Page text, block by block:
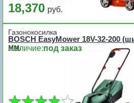
18,370 руб.
Газонокосилка
BOSCH EasyMower 18V-32-200
мм,
Наличие:под заказ